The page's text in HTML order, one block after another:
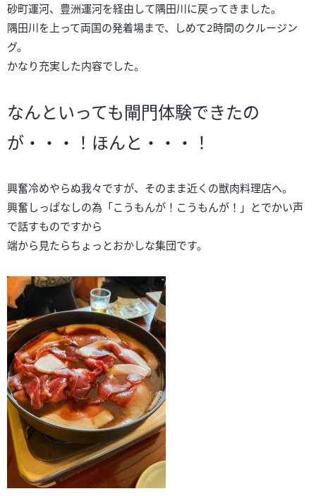
砂町運河、豊洲運河を経由して隅田川に戻ってきました。
隅田川を上って両国の発着場まで、しめて2時間のクルージン
グ。
かなり充実した内容でした。
なんといっても閘門体験できたの
が・・・！ほんと・・・！
興奮冷めやらぬ我々ですが、そのまま近くの獣肉料理店へ。
興奮しっぱなしの為「こうもんが！こうもんが！」とでかい声
で話すものですから
端から見たらちょっとおかしな集団です。